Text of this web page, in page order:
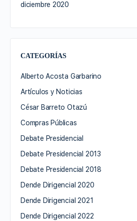
diciembre 2020
CATEGORÍAS
Alberto Acosta Garbarino
Artículos y Noticias
César Barreto Otazú
Compras Públicas
Debate Presidencial
Debate Presidencial 2013
Debate Presidencial 2018
Dende Dirigencial 2020
Dende Dirigencial 2021
Dende Dirigencial 2022